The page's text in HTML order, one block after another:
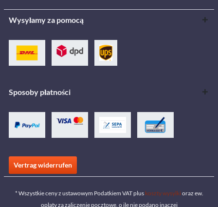
Wysyłamy za pomocą
Sposoby płatności
Vertrag widerrufen
* Wszystkie ceny z ustawowym Podatkiem VAT plus koszty wysyłki oraz ew.
opłaty za zaliczenie pocztowe, o ile nie podano inaczej